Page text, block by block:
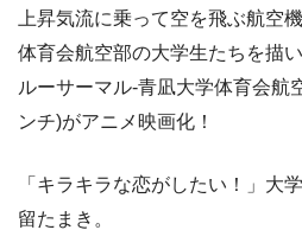
上昇気流に乗って空を飛ぶ航空
体育会航空部の大学生たちを描
ルーサーマル-青凪大学体育会航
ンチ)がアニメ映画化！
「キラキラな恋がしたい！」大
留たまき。